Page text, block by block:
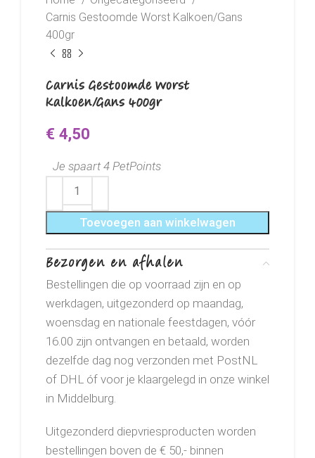
Carnis Gestoomde Worst Kalkoen/Gans
400gr
Carnis Gestoomde Worst
Kalkoen/Gans 400gr
€ 4,50
Je spaart 4 PetPoints
Toevoegen aan winkelwagen
Bezorgen en afhalen
Bestellingen die op voorraad zijn en op
werkdagen, uitgezonderd op maandag,
woensdag en nationale feestdagen, vóór
16.00 zijn ontvangen en betaald, worden
dezelfde dag nog verzonden met PostNL
of DHL óf voor je klaargelegd in onze winkel
in Middelburg.
Uitgezonderd diepvriesproducten worden
bestellingen boven de € 50,- binnen